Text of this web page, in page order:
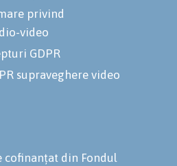
privind
video
GDPR
supraveghere video
cofinanțat din Fondul